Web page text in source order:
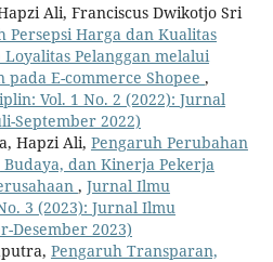
Ali, Franciscus Dwikotjo Sri
Persepsi Harga dan Kualitas
Pelanggan melalui
pada E-commerce Shopee ,
Vol. 1 No. 2 (2022): Jurnal
September 2022)
Hapzi Ali, Pengaruh Perubahan
dan Kinerja Pekerja
, Jurnal Ilmu
3 (2023): Jurnal Ilmu
Desember 2023)
Pengaruh Transparan,